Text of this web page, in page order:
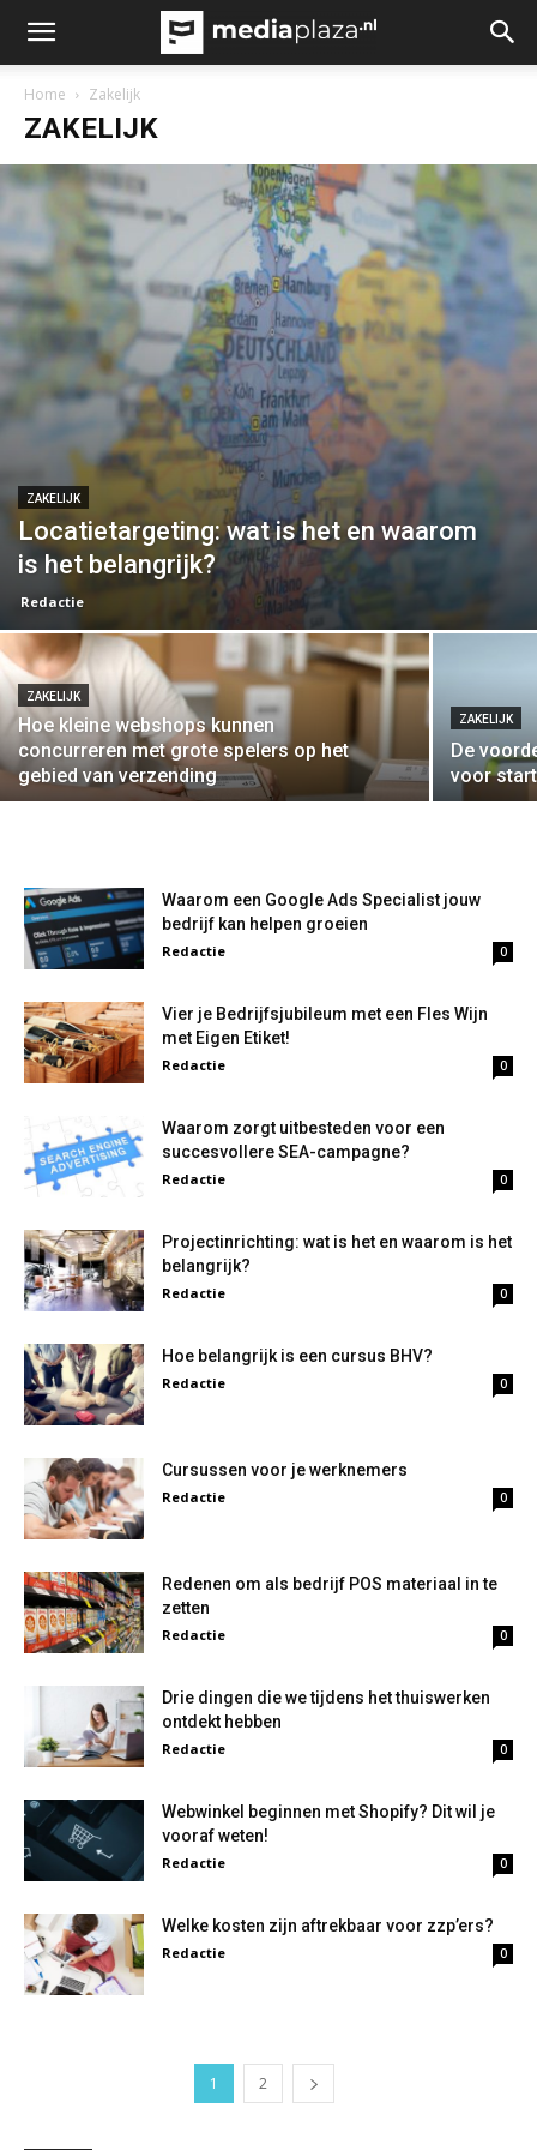
Home Zakelijk
ZAKELIJK
ZAKELIJK
Locatietargeting: wat is het en waarom
is het belangrijk?
Redactie
ZAKELIJK
Hoe kleine webshops kunnen
concurreren met grote spelers op het
gebied van verzending
ZAKELIJK
De
voor
Waarom een Google Ads Specialist jouw
bedrijf kan helpen groeien
Redactie 0
Vier je Bedrijfsjubileum met een Fles Wijn
met Eigen Etiket!
Redactie 0
Waarom zorgt uitbesteden voor een
succesvollere SEA-campagne?
Redactie 0
Projectinrichting: wat is het en waarom is het
belangrijk?
Redactie 0
Hoe belangrijk is een cursus BHV?
Redactie 0
Cursussen voor je werknemers
Redactie 0
Redenen om als bedrijf POS materiaal in te
zetten
Redactie 0
Drie dingen die we tijdens het thuiswerken
ontdekt hebben
Redactie 0
Webwinkel beginnen met Shopify? Dit wil je
vooraf weten!
Redactie 0
Welke kosten zijn aftrekbaar voor zzp’ers?
Redactie 0
1 2